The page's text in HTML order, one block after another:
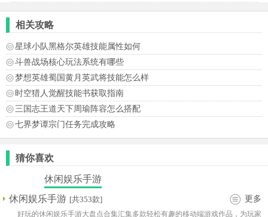
相关攻略
星球小队黑格尔英雄技能属性如何
斗兽战场核心玩法系统有哪些
梦想英雄蜀国黄月英武将技能怎么样
时空猎人觉醒技能书获取指南
三国志王道天下周瑜阵容怎么搭配
七界梦谭宗门任务完成攻略
猜你喜欢
休闲娱乐手游
休闲娱乐手游 [共353款] 更多
好玩的休闲娱乐手游大盘点合集汇集多款轻松有趣的移动端游戏作品，为玩家